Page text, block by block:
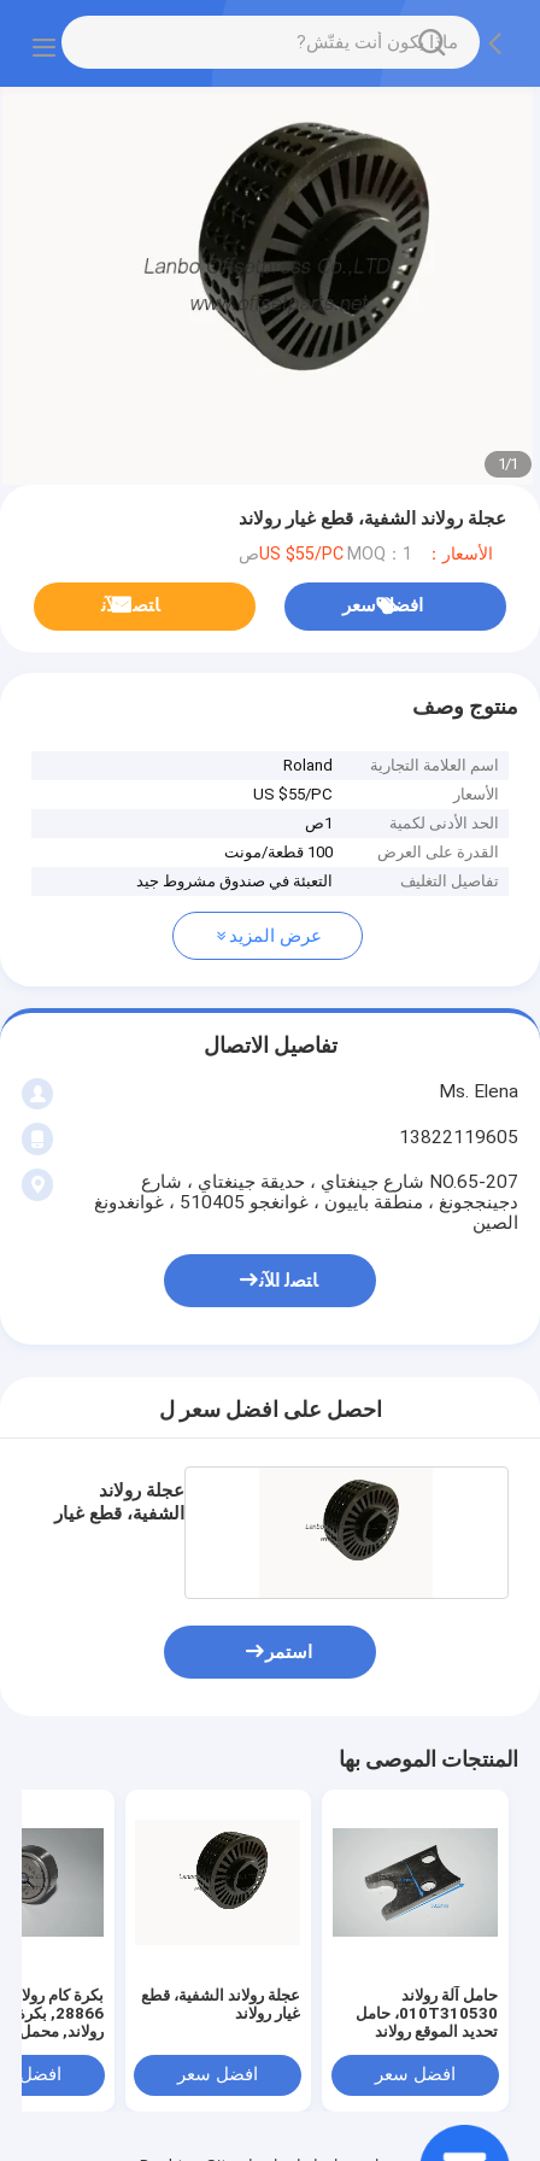
1
/
1
عجلة رولاند الشفية، قطع غيار رولاند
الأسعار：US $55/PC MOQ：1ص
افضل سعر ﺎﺘﺼﻟ ﺍﻶﻧ
منتوج وصف
اسم العلامة التجارية
Roland
الأسعار
US $55/PC
الحد الأدنى لكمية
1ص
القدرة على العرض
100 قطعة/مونت
تفاصيل التغليف
التعبئة في صندوق مشروط جيد
عرض المزيد
تفاصيل الاتصال
Ms. Elena
13822119605
207-NO.65 شارع جينغتاي ، حديقة جينغتاي ، شارع
دجينججونغ ، منطقة باييون ، غوانغجو 510405 ، غوانغدونغ
الصين
ﺎﺘﺼﻟ ﺍﻶﻧ
احصل على افضل سعر ل
عجلة رولاند
الشفية، قطع غيار
استمر
المنتجات الموصى بها
حامل آلة رولاند
010T310530، حامل
تحديد الموقع رولاند
افضل سعر
عجلة رولاند الشفية، قطع
غيار رولاند
افضل سعر
28866, بكرة
رولاند, محمل
افضل